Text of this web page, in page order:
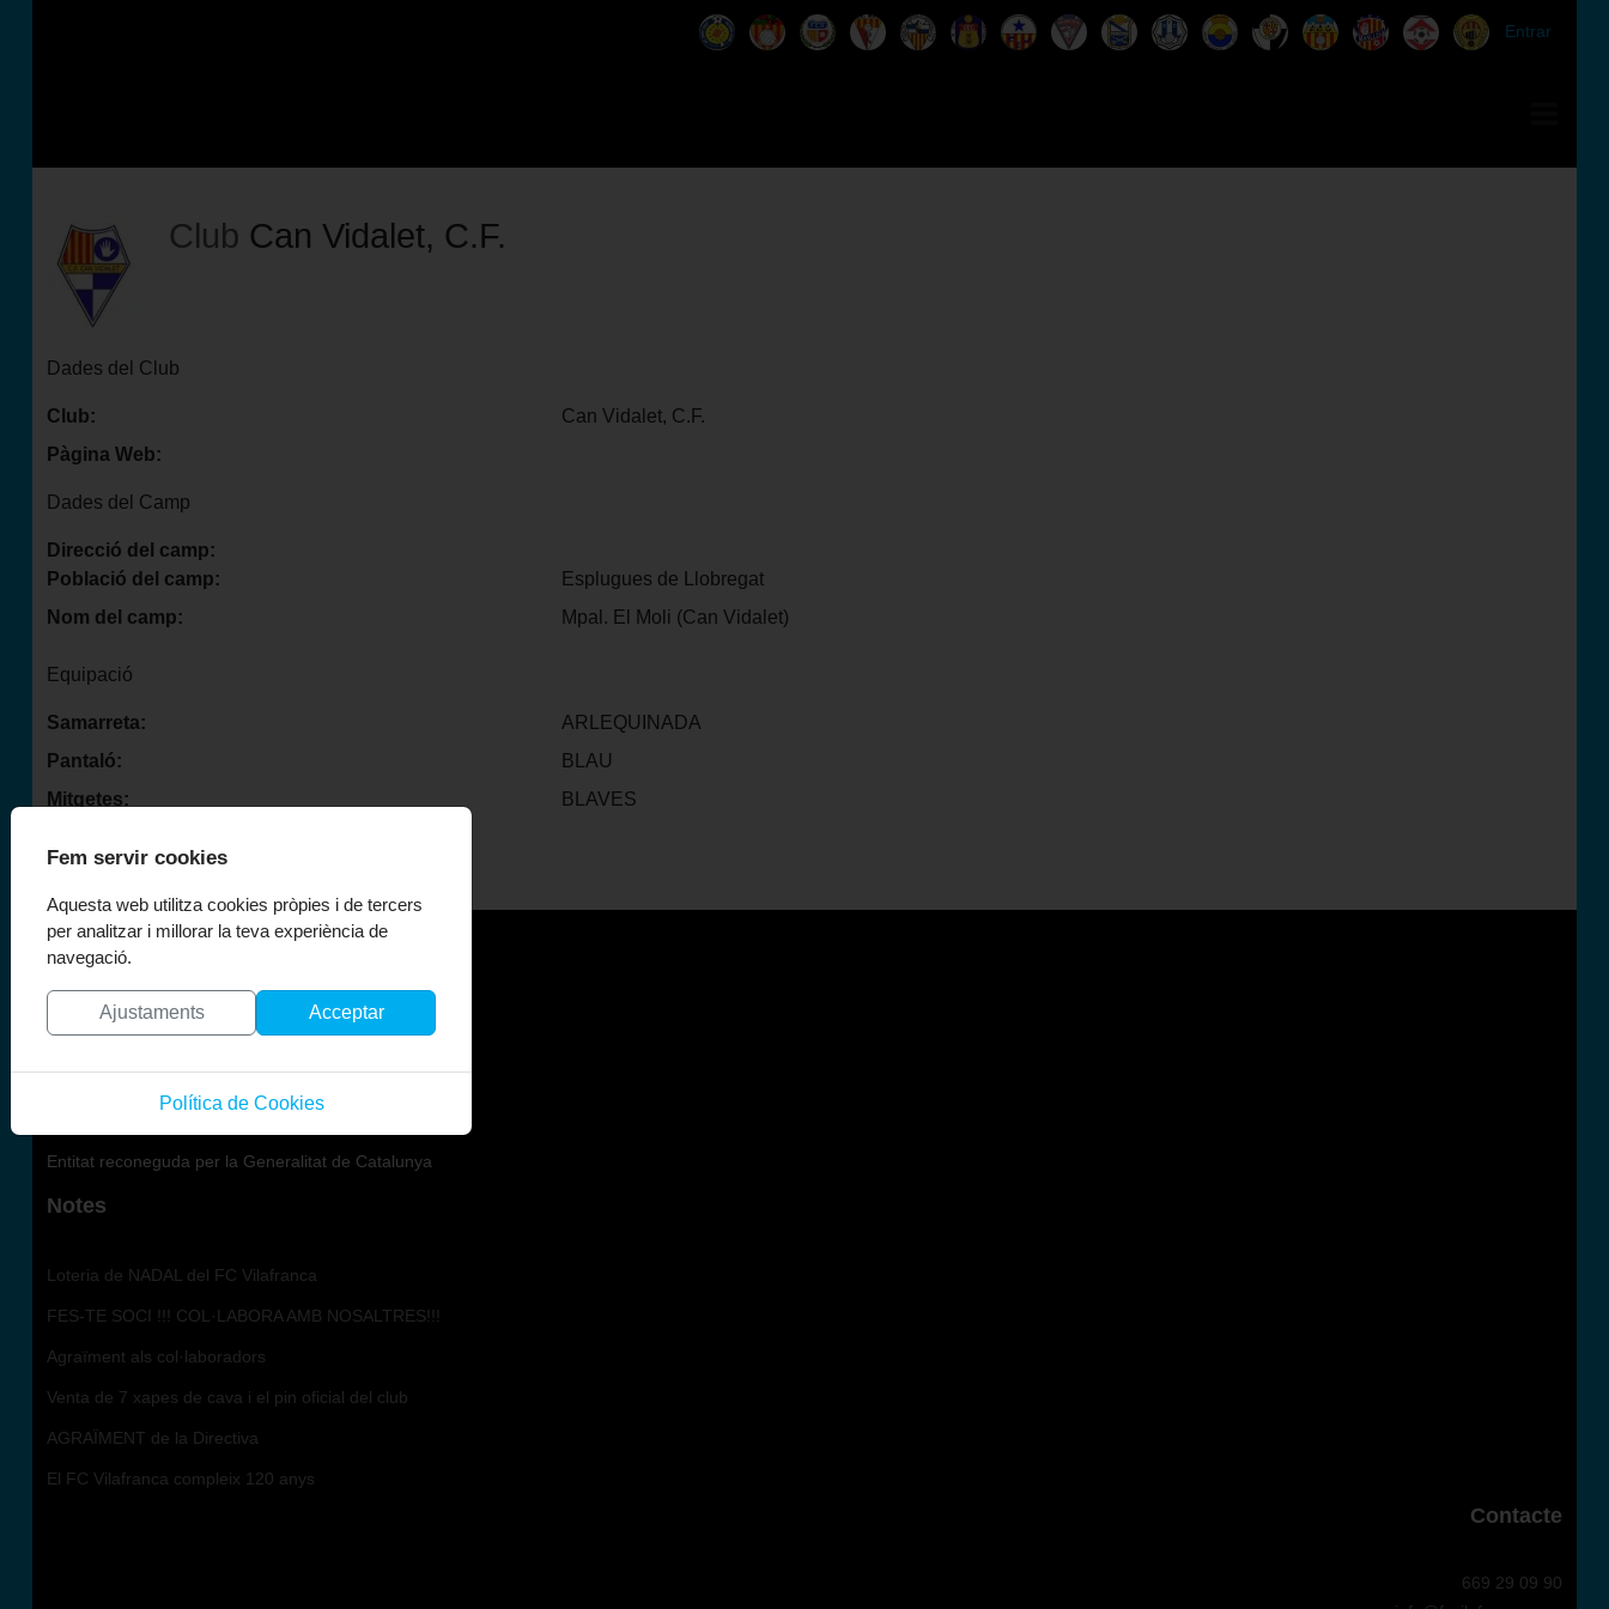
Entrar
Club Can Vidalet, C.F.
Dades del Club
Club:
Can Vidalet, C.F.
Pàgina Web:
Dades del Camp
Direcció del camp:
Població del camp:
Esplugues de Llobregat
Nom del camp:
Mpal. El Moli (Can Vidalet)
Equipació
Samarreta:
ARLEQUINADA
Pantaló:
BLAU
Mitgetes:
BLAVES
El Centenari
Entitat reconeguda per la Generalitat de Catalunya
Notes
Loteria de NADAL del FC Vilafranca
FES-TE SOCI !!! COL·LABORA AMB NOSALTRES!!!
Agraïment als col·laboradors
Venta de 7 xapes de cava i el pin oficial del club
AGRAÏMENT de la Directiva
El FC Vilafranca compleix 120 anys
Contacte
669 29 09 90
Fem servir cookies
Aquesta web utilitza cookies pròpies i de tercers
per analitzar i millorar la teva experiència de
navegació.
Ajustaments Acceptar
Política de Cookies